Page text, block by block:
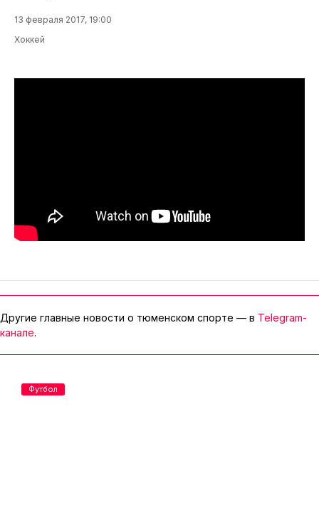
13 февраля 2017, 19:00
Хоккей
Другие главные новости о тюменском спорте — в Telegram-
канале.
Футбол